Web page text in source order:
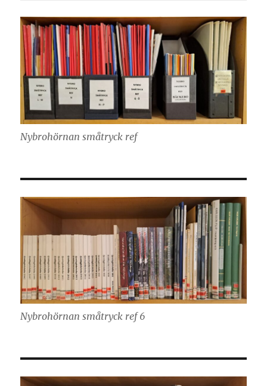
Nybrohörnan småtryck ref
Nybrohörnan småtryck ref 6